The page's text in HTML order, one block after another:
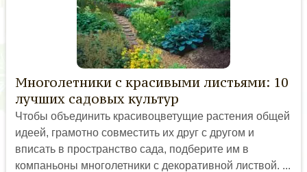
Многолетники с красивыми листьями: 10
лучших садовых культур
Чтобы объединить красивоцветущие растения общей
идеей, грамотно совместить их друг с другом и
вписать в пространство сада, подберите им в
компаньоны многолетники с декоративной листвой. ...